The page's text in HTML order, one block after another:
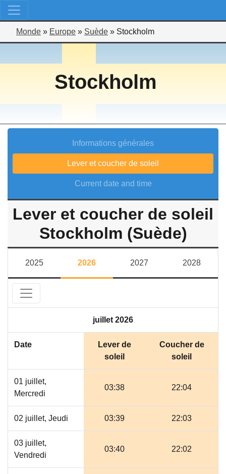
Monde » Europe » Suède » Stockholm
Stockholm
Informations générales
Lever et coucher de soleil
Current date and time
Lever et coucher de soleil
Stockholm (Suède)
2025 2026 2027 2028
juillet 2026
Date
Lever de
soleil
Coucher de
soleil
01 juillet,
Mercredi
03:38 22:04
02 juillet, Jeudi 03:39 22:03
03 juillet,
Vendredi
03:40 22:02